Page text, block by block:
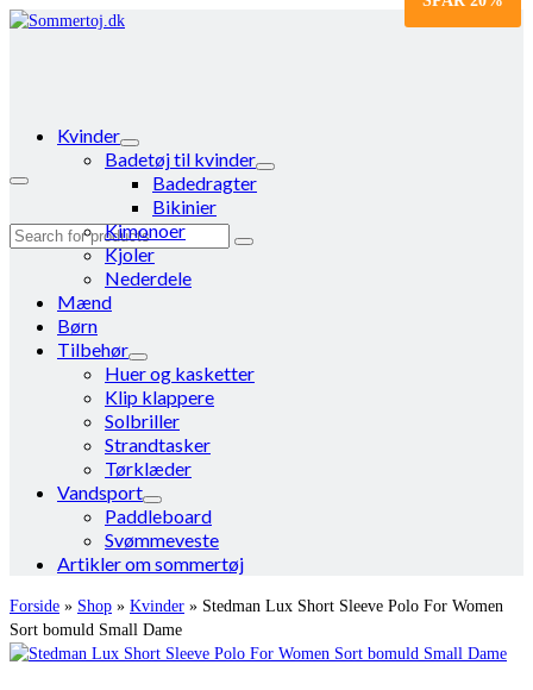
Search
Kvinder
Badetøj til kvinder
Badedragter
Bikinier
Kimonoer
Kjoler
Nederdele
Mænd
Børn
Tilbehør
Huer og kasketter
Klip klappere
Solbriller
Strandtasker
Tørklæder
Vandsport
Paddleboard
Svømmeveste
Artikler om sommertøj
Forside » Shop » Kvinder » Stedman Lux Short Sleeve Polo For Women
Sort bomuld Small Dame